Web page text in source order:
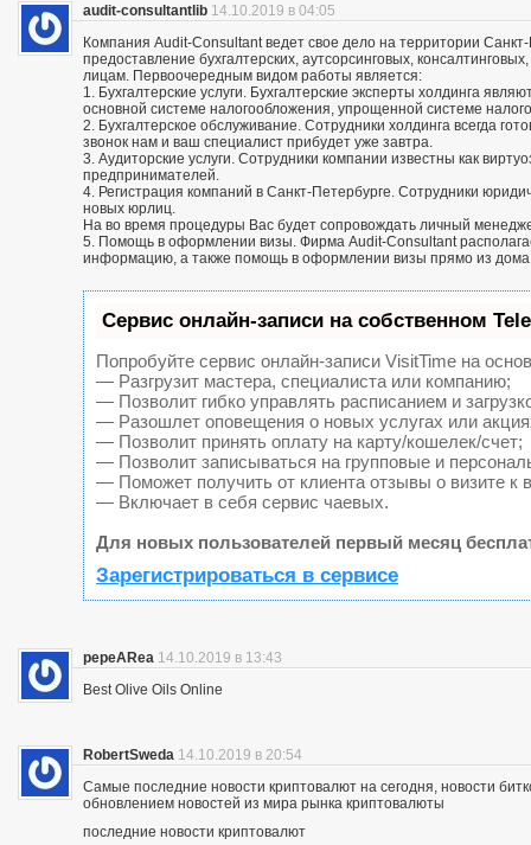
audit-consultantlib 14.10.2019 в 04:05
Компания Audit-Consultant ведет свое дело на территории
предоставление бухгалтерских, аутсорсинговых,
лицам. Первоочередным видом работы является:
1. Бухгалтерские услуги. Бухгалтерские эксперты холдинга
основной системе налогообложения, упрощенной системе
2. Бухгалтерское обслуживание. Сотрудники холдинга всегда
звонок нам и ваш специалист прибудет уже завтра.
3. Аудиторские услуги. Сотрудники компании известны как
предпринимателей.
4. Регистрация компаний в Санкт-Петербурге. Сотрудники
новых юрлиц.
На во время процедуры Вас будет сопровождать личный
5. Помощь в оформлении визы. Фирма Audit-Consultant
информацию, а также помощь в оформлении визы прямо из
Сервис онлайн-записи на собственном
Попробуйте сервис онлайн-записи VisitTime на
— Разгрузит мастера, специалиста или компанию;
— Позволит гибко управлять расписанием и
— Разошлет оповещения о новых услугах или
— Позволит принять оплату на карту/кошелек/счет;
— Позволит записываться на групповые и
— Поможет получить от клиента отзывы о визите к
— Включает в себя сервис чаевых.
Для новых пользователей первый месяц
Зарегистрироваться в сервисе
pepeARea 14.10.2019 в 13:43
Best Olive Oils Online
RobertSweda 14.10.2019 в 20:54
Самые последние новости криптовалют на сегодня, новости
обновлением новостей из мира рынка криптовалюты
последние новости криптовалют